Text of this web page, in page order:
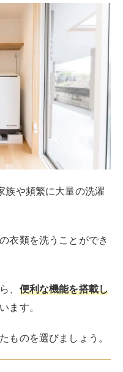
穴なし槽」を採用
して
ープだけ。
側や底裏についた黒カ
ぎ、いつでも清潔な水
ためのクリーンメカニ
洗い流す「自動槽洗
清潔さを保てるのが魅
濯槽と外槽の間のムダ
見る